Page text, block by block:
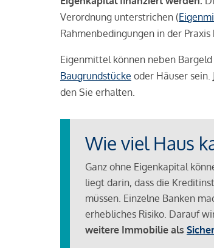
Verordnung unterstrichen (
Rahmenbedingungen in der
Eigenmittel können neben
Baugrundstücke oder Häuser sein.
den Sie erhalten.
Wie viel Haus
Ganz ohne Eigenkapital
liegt darin, dass die
müssen. Einzelne Banken
erhebliches Risiko. Darauf
weitere Immobilie als